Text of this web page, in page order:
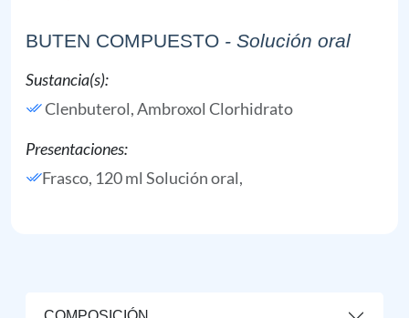
BUTEN COMPUESTO - Solución oral
Sustancia(s):
Clenbuterol,Ambroxol Clorhidrato
Presentaciones:
Frasco, 120 ml Solución oral,